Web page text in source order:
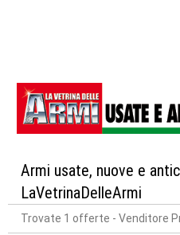
Armi usate, nuove e
LaVetrinaDelleArmi
Trovate 1 offerte - Venditore